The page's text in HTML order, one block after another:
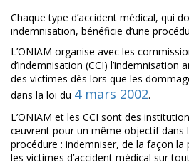
Chaque type d’accident médical, qui
indemnisation, bénéficie d’une
L’ONIAM organise avec les
d’indemnisation (CCI) l’indemnisation
des victimes dès lors que les
dans la loi du 4 mars 2002.
L’ONIAM et les CCI sont des
œuvrent pour un même objectif dans
procédure : indemniser, de la façon la
les victimes d’accident médical sur